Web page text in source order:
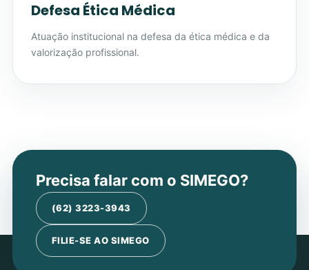
Defesa Ética Médica
Atuação institucional na defesa da ética médica e da
valorização profissional.
Precisa falar com o SIMEGO?
(62) 3223-3943
FILIE-SE AO SIMEGO